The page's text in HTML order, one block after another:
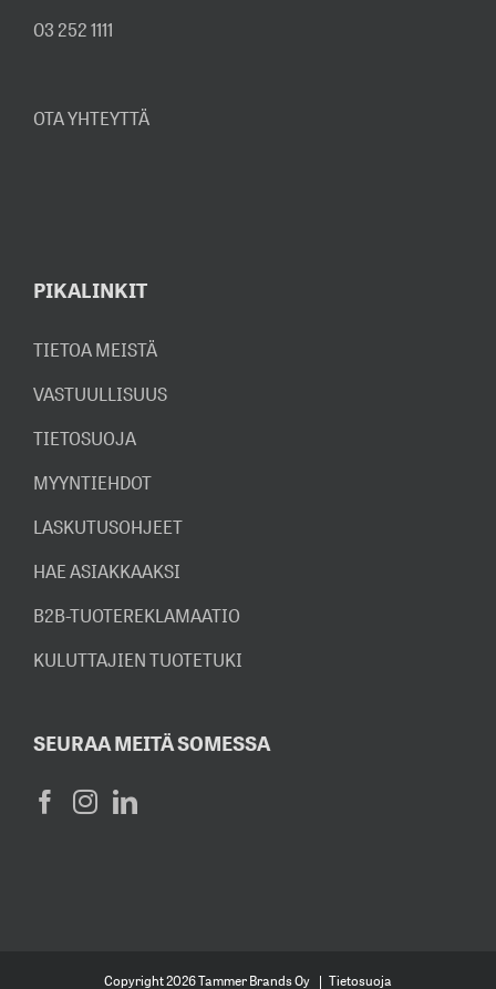
03 252 1111
OTA YHTEYTTÄ
PIKALINKIT
TIETOA MEISTÄ
VASTUULLISUUS
TIETOSUOJA
MYYNTIEHDOT
LASKUTUSOHJEET
HAE ASIAKKAAKSI
B2B-TUOTEREKLAMAATIO
KULUTTAJIEN TUOTETUKI
SEURAA MEITÄ SOMESSA
Copyright2026 Tammer Brands Oy | Tietosuoja